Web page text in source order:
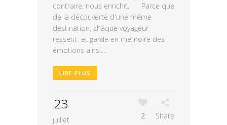
contraire, nous enrichit, Parce que
de la découverte d'une même
destination, chaque voyageur
ressent et garde en mémoire des
émotions ainsi...
LIRE PLUS
23
juillet 2 Share